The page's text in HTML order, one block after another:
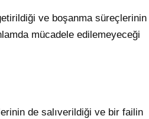
ve boşanma süreçlerinin
mücadele edilemeyeceği
de salıverildiği ve bir failin